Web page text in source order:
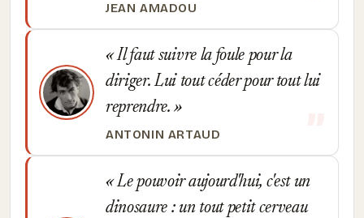
JEAN AMADOU
Il faut suivre la foule pour la
diriger. Lui tout céder pour tout lui
reprendre.
ANTONIN ARTAUD
Le pouvoir aujourd'hui, c'est un
dinosaure : un tout petit cerveau